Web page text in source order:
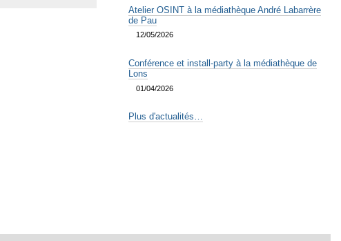
Atelier OSINT à la médiathèque André Labarrère
de Pau
12/05/2026
Conférence et install-party à la médiathèque de
Lons
01/04/2026
Plus d'actualités…